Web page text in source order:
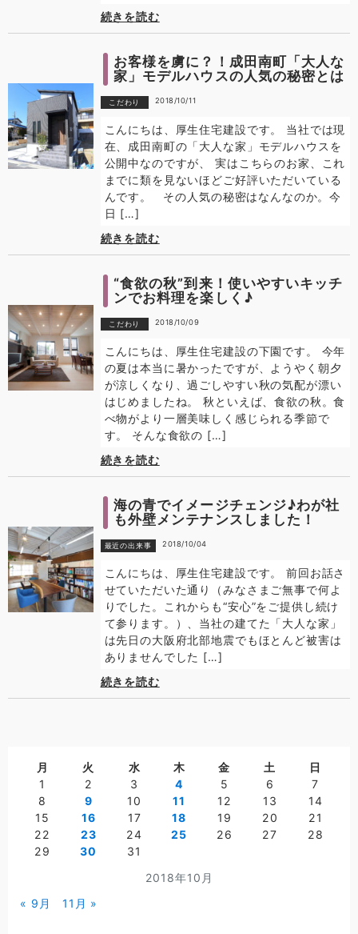
続きを読む
お客様を虜に？！成田南町「大人な
家」モデルハウスの人気の秘密とは
こだわり 2018/10/11
こんにちは、厚生住宅建設です。 当社では現
在、成田南町の「大人な家」モデルハウスを
公開中なのですが、 実はこちらのお家、これ
までに類を見ないほどご好評いただいている
んです。 その人気の秘密はなんなのか。今
日 […]
続きを読む
“食欲の秋”到来！使いやすいキッチ
ンでお料理を楽しく♪
こだわり 2018/10/09
こんにちは、厚生住宅建設の下園です。 今年
の夏は本当に暑かったですが、ようやく朝夕
が涼しくなり、過ごしやすい秋の気配が漂い
はじめましたね。 秋といえば、食欲の秋。食
べ物がより一層美味しく感じられる季節で
す。 そんな食欲の […]
続きを読む
海の青でイメージチェンジ♪わが社
も外壁メンテナンスしました！
最近の出来事 2018/10/04
こんにちは、厚生住宅建設です。 前回お話さ
せていただいた通り（みなさまご無事で何よ
りでした。これからも“安心”をご提供し続け
て参ります。）、当社の建てた「大人な家」
は先日の大阪府北部地震でもほとんど被害は
ありませんでした […]
続きを読む
2018年10月
月 火 水 木 金 土
日
1
2 3 4 5 6
7
8
9 10 11 12 13
14
15
16 17 18 19 20
21
22
23 24 25 26 27
28
29
30 31
« 9月 11月 »